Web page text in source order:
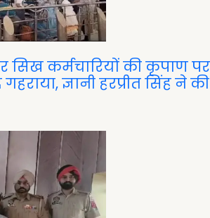
सिख कर्मचारियों की कृपाण पर
ज्ञानी हरप्रीत सिंह ने की